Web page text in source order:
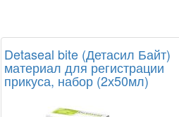
Detaseal bite (Детасил Байт)
материал для регистрации
прикуса, набор (2х50мл)